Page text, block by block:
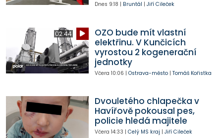
Dnes 9:18 | Bruntál | Jiří Cileček
02:44
OZO bude mít vlastní
elektřinu. V Kunčicích
vyrostou 2 kogenerační
jednotky
Včera 10:06 | Ostrava-město| Tomáš Kořistka
Dvouletého chlapečka v
Havířově pokousal pes,
policie hledá majitele
Včera 14:33 | Celý MS kraj | Jiří Cileček